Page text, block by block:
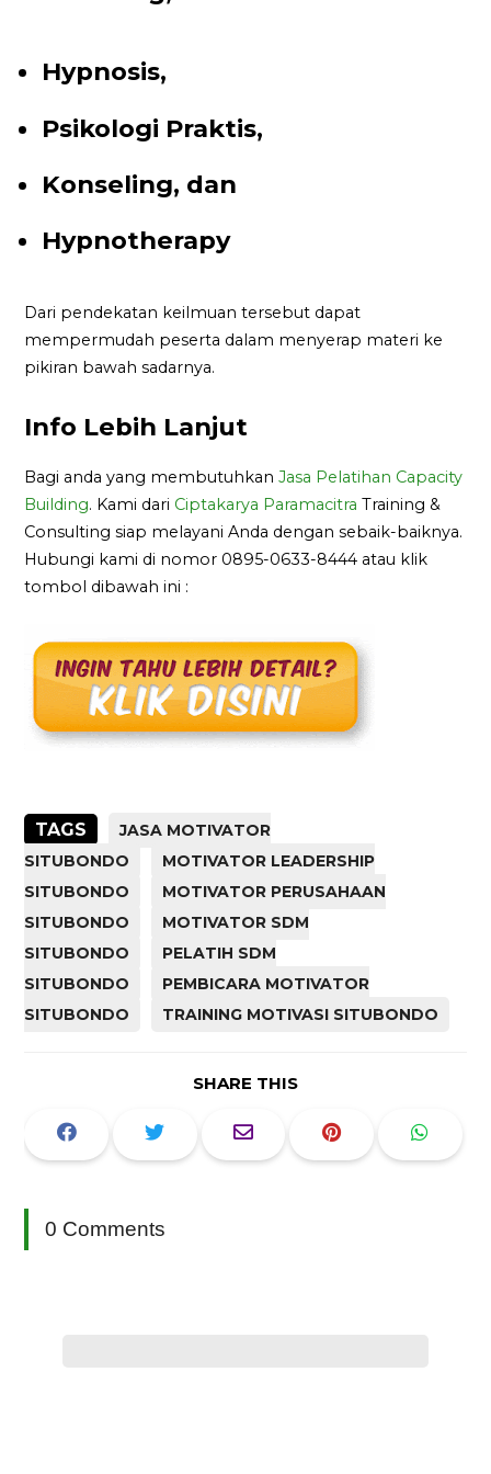
Hypnosis,
Psikologi Praktis,
Konseling, dan
Hypnotherapy
Dari pendekatan keilmuan tersebut dapat
mempermudah peserta dalam menyerap materi ke
pikiran bawah sadarnya.
Info Lebih Lanjut
Bagi anda yang membutuhkanJasa Pelatihan Capacity
Building. Kami dari Ciptakarya Paramacitra Training &
Consulting siap melayani Anda dengan sebaik-baiknya.
Hubungi kami di nomor 0895-0633-8444 atau klik
tombol dibawah ini :
TAGS
JASA MOTIVATOR
SITUBONDO
MOTIVATOR LEADERSHIP
SITUBONDO
MOTIVATOR PERUSAHAAN
SITUBONDO
MOTIVATOR SDM
SITUBONDO
PELATIH SDM
SITUBONDO
PEMBICARA MOTIVATOR
SITUBONDO
TRAINING MOTIVASI SITUBONDO
SHARE THIS
0 Comments